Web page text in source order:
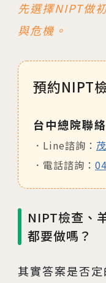
先選擇NIPT做
與危機。
預約NIPT
台中總院聯
Line諮詢：
電話諮詢：
NIPT檢查、
都要做嗎？
其實答案是否定